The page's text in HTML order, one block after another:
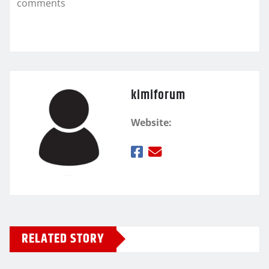
comments
kimiforum
Website:
RELATED STORY